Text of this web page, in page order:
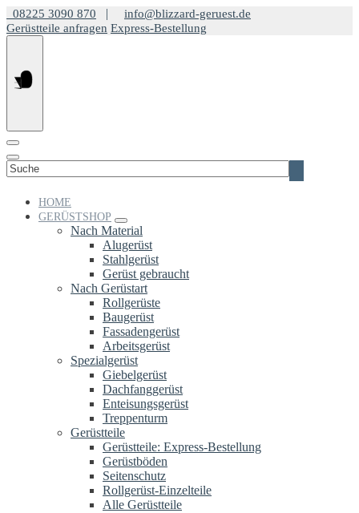
Springe
zum
Inhalt
08225 3090 870 |
info@blizzard-geruest.de
Gerüstteile anfragen Express-Bestellung
nach:
HOME
GERÜSTSHOP
Nach Material
Alugerüst
Stahlgerüst
Gerüst gebraucht
Nach Gerüstart
Rollgerüste
Baugerüst
Fassadengerüst
Arbeitsgerüst
Spezialgerüst
Giebelgerüst
Dachfanggerüst
Enteisungsgerüst
Treppenturm
Gerüstteile
Gerüstteile: Express-Bestellung
Gerüstböden
Seitenschutz
Rollgerüst-Einzelteile
Alle Gerüstteile